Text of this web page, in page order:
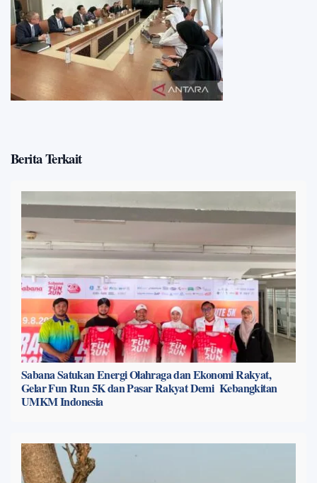
Berita Terkait
Sabana Satukan Energi Olahraga dan Ekonomi Rakyat,
Gelar Fun Run 5K dan Pasar Rakyat Demi Kebangkitan
UMKM Indonesia